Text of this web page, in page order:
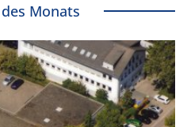
Monats